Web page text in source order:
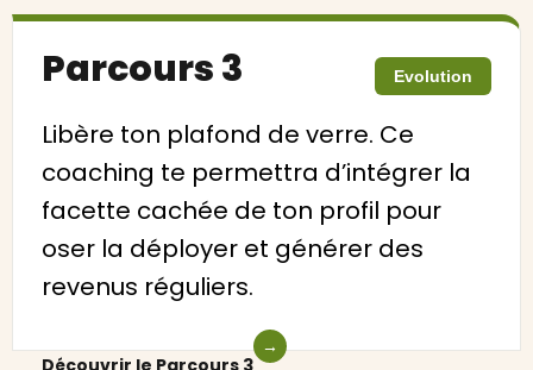
Parcours 3 Evolution
Libère ton plafond de verre. Ce
coaching te permettra d’intégrer la
facette cachée de ton profil pour
oser la déployer et générer des
revenus réguliers.
Découvrir le Parcours 3
→